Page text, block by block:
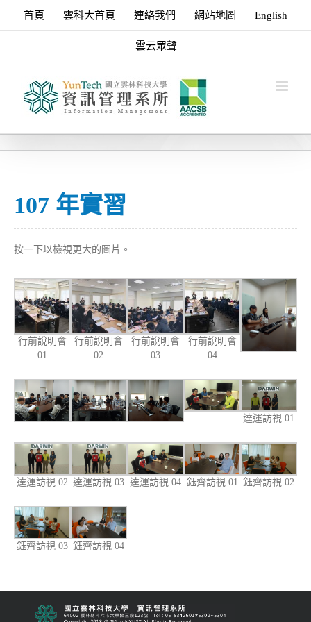
首頁 雲科大首頁 連絡我們 網站地圖 English
雲云眾聲
107 年實習
按一下以檢視更大的圖片。
行前說明會
01
行前說明會
02
行前說明會
03
行前說明會
04
達運訪視 01
達運訪視 02 達運訪視 03 達運訪視 04 鈺齊訪視 01 鈺齊訪視 02
鈺齊訪視 03 鈺齊訪視 04